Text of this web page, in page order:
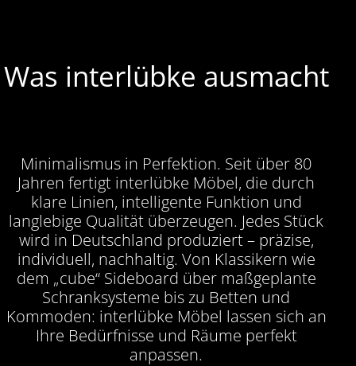
Was interlübke ausmacht
Minimalismus in Perfektion. Seit über 80
Jahren fertigt interlübke Möbel, die durch
klare Linien, intelligente Funktion und
langlebige Qualität überzeugen. Jedes Stück
wird in Deutschland produziert – präzise,
individuell, nachhaltig. Von Klassikern wie
dem „cube“ Sideboard über maßgeplante
Schranksysteme bis zu Betten und
Kommoden: interlübke Möbel lassen sich an
Ihre Bedürfnisse und Räume perfekt
anpassen.